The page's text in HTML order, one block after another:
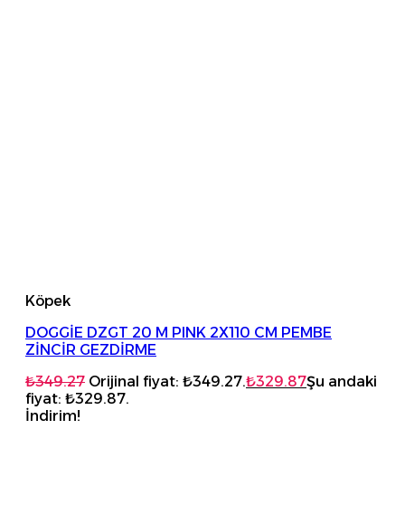
Köpek
DOGGİE DZGT 20 M PINK 2X110 CM PEMBE
ZİNCİR GEZDİRME
₺349.27 Orijinal fiyat: ₺349.27.₺329.87Şu andaki
fiyat: ₺329.87.
İndirim!